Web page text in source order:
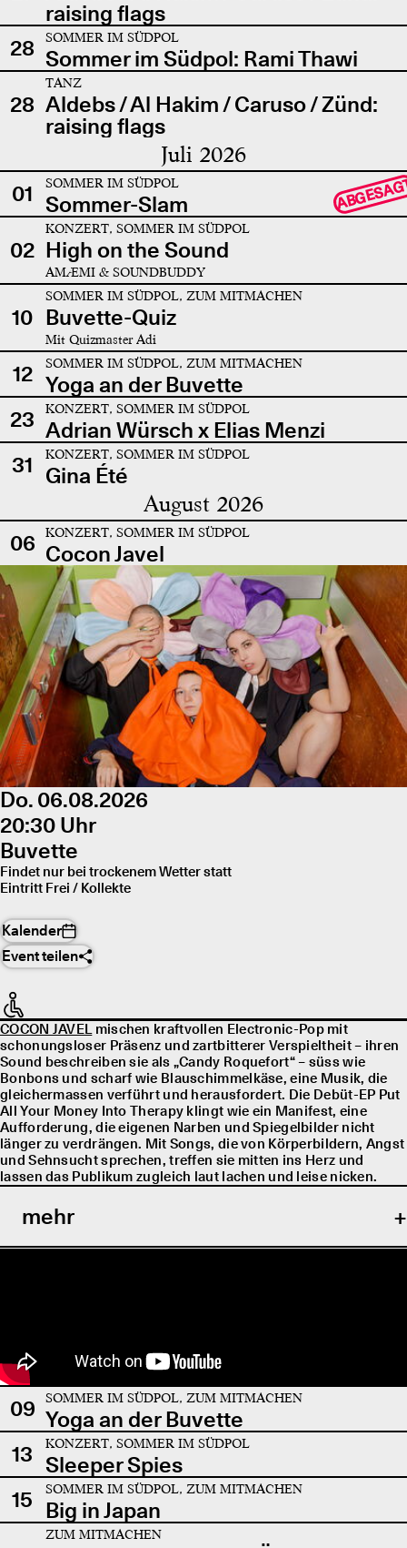
raising flags
28
SOMMER IM SÜDPOL
Sommer im Südpol: Rami Thawi
28
TANZ
Aldebs / Al Hakim / Caruso / Zünd:
raising flags
Juli 2026
01 SOMMER IM SÜDPOL
Sommer-Slam
02
KONZERT, SOMMER IM SÜDPOL
High on the Sound
AMÆMI & SOUNDBUDDY
10
SOMMER IM SÜDPOL, ZUM MITMACHEN
Buvette-Quiz
Mit Quizmaster Adi
12 SOMMER IM SÜDPOL, ZUM MITMACHEN
Yoga an der Buvette
23
KONZERT, SOMMER IM SÜDPOL
Adrian Würsch x Elias Menzi
31
KONZERT, SOMMER IM SÜDPOL
Gina Été
August 2026
06 KONZERT, SOMMER IM SÜDPOL
Cocon Javel
Do. 06.08.2026
20:30 Uhr
Buvette
Findet nur bei trockenem Wetter statt
Eintritt Frei / Kollekte
Kalender
Event teilen
COCON JAVELmischen kraftvollen Electronic-Pop mit
schonungsloser Präsenz und zartbitterer Verspieltheit – ihren
Sound beschreiben sie als „Candy Roquefort“ – süss wie
Bonbons und scharf wie Blauschimmelkäse, eine Musik, die
gleichermassen verführt und herausfordert. Die Debüt-EP Put
All Your Money Into Therapy klingt wie ein Manifest, eine
Aufforderung, die eigenen Narben und Spiegelbilder nicht
länger zu verdrängen. Mit Songs, die von Körperbildern, Angst
und Sehnsucht sprechen, treffen sie mitten ins Herz und
lassen das Publikum zugleich laut lachen und leise nicken.
mehr
09 SOMMER IM SÜDPOL, ZUM MITMACHEN
Yoga an der Buvette
13
KONZERT, SOMMER IM SÜDPOL
Sleeper Spies
15
SOMMER IM SÜDPOL, ZUM MITMACHEN
Big in Japan
ZUM MITMACHEN